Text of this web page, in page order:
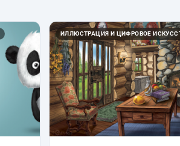
ИЛЛЮСТРАЦИЯ И ЦИФРОВОЕ